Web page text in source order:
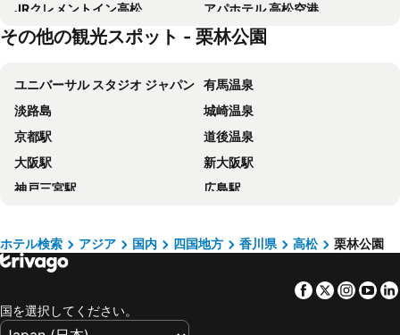
JRクレメントイン高松
アパホテル 高松空港
坂出グランドホテル
高松センチュリーホテル
高松国際ホテル
東横INN高松兵庫町
国民宿舎 栗林山荘
コンフォートホテル高松
天然温泉 玉藻の湯 ドーミーイン高松中央公園前
ホテルパールガーデン
アパホテル 高松瓦町
ホテルルートイン高松屋島
リーガ ホテル ゼスト高松
休暇村 讃岐五色台
ホテル No. 1 高松
ホテルエリアワン高松シティ
高松東急REIホテル
高松シティホテル
ビジネスホテル サンシャイン高松
その他の観光スポット - 栗林公園
ユニバーサル スタジオ ジャパン 有馬温泉
淡路島
城崎温泉
京都駅
道後温泉
大阪駅
新大阪駅
神戸三宮駅
広島駅
宮島
玉造温泉
岡山駅
関西国際空港
ホテル検索 アジア 国内 四国地方 香川県 高松 栗林公園
Facebook
Twitter
国を選択してください。